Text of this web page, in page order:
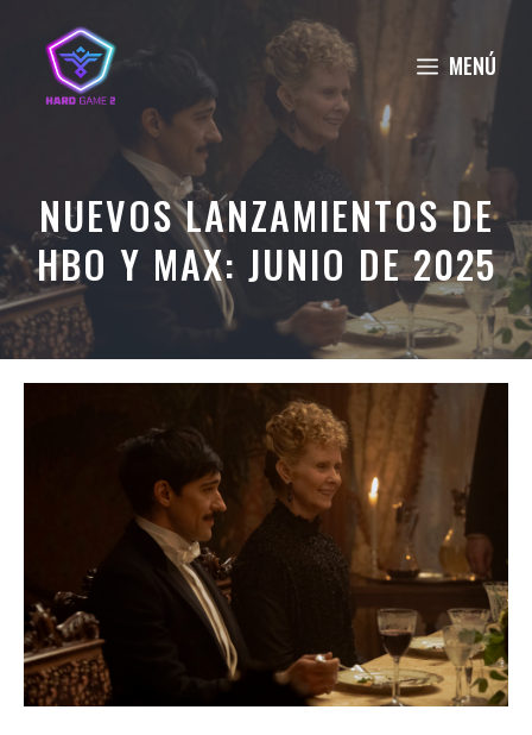
contenido
MENÚ
NUEVOS LANZAMIENTOS DE
HBO Y MAX: JUNIO DE 2025